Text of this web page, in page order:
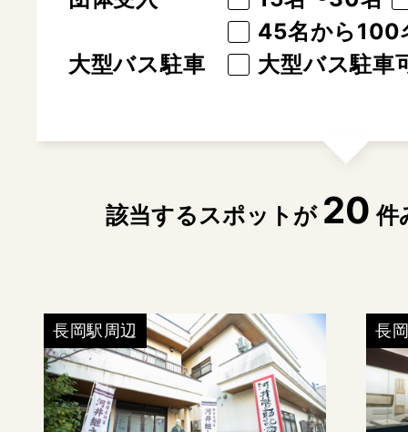
45名から100
大型バス駐車
大型バス駐車
該当するスポットが 20 件
長岡駅周辺 長